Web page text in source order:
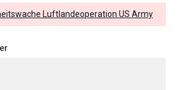
Luftlandeoperation US Army